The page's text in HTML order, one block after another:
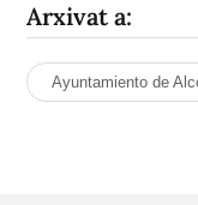
Arxivat a:
Ayuntamiento de